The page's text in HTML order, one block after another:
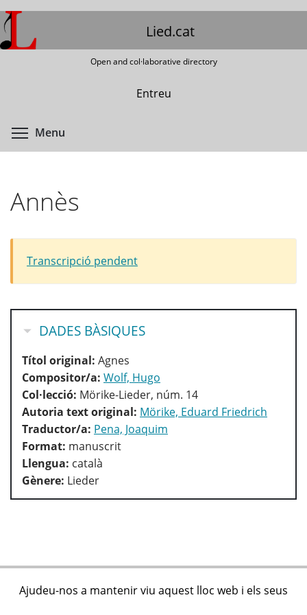
Skip
to
main
Lied.cat
Open and col·laborative directory
Entreu
Menu
Annès
Transcripció pendent
HIDE
DADES BÀSIQUES
Títol original: Agnes
Compositor/a: Wolf, Hugo
Col·lecció: Mörike-Lieder, núm. 14
Autoria text original: Mörike, Eduard Friedrich
Traductor/a: Pena, Joaquim
Format: manuscrit
Llengua: català
Gènere: Lieder
Ajudeu-nos a mantenir viu aquest lloc web i els seus